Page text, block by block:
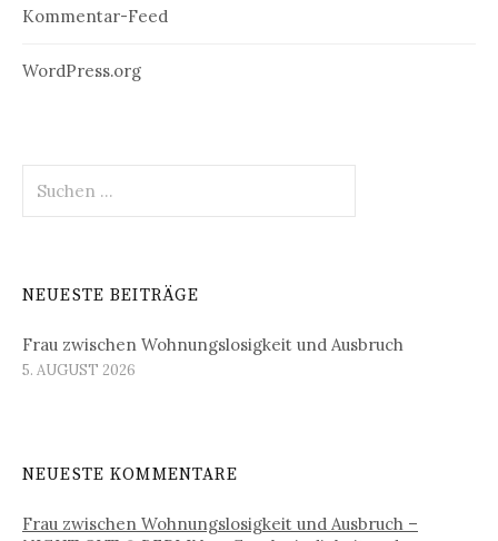
Kommentar-Feed
WordPress.org
nach:
NEUESTE BEITRÄGE
Frau zwischen Wohnungslosigkeit und Ausbruch
5. AUGUST 2026
NEUESTE KOMMENTARE
Frau zwischen Wohnungslosigkeit und Ausbruch –